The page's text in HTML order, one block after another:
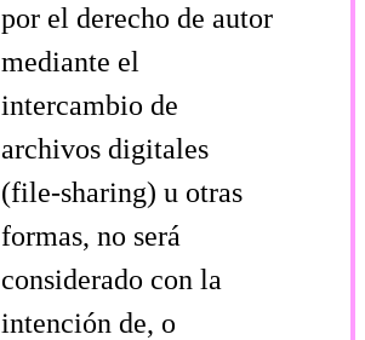
por el derecho de autor
mediante el
intercambio de
archivos digitales
(file-sharing) u otras
formas, no será
considerado con la
intención de, o